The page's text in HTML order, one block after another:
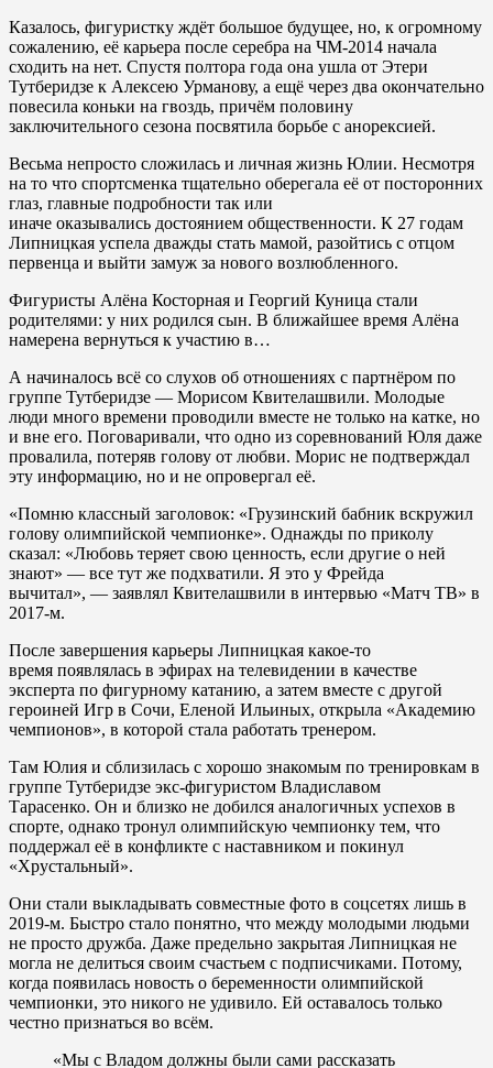
Казалось, фигуристку ждёт большое будущее, но, к огромному
сожалению, её карьера после серебра на ЧМ-2014 начала
сходить на нет. Спустя полтора года она ушла от Этери
Тутберидзе к Алексею Урманову, а ещё через два окончательно
повесила коньки на гвоздь, причём половину
заключительного сезона посвятила борьбе с анорексией.
Весьма непросто сложилась и личная жизнь Юлии. Несмотря
на то что спортсменка тщательно оберегала её от посторонних
глаз, главные подробности так или
иначе оказывались достоянием общественности. К 27 годам
Липницкая успела дважды стать мамой, разойтись с отцом
первенца и выйти замуж за нового возлюбленного.
Фигуристы Алёна Косторная и Георгий Куница стали
родителями: у них родился сын. В ближайшее время Алёна
намерена вернуться к участию в…
А начиналось всё со слухов об отношениях с партнёром по
группе Тутберидзе — Морисом Квителашвили. Молодые
люди много времени проводили вместе не только на катке, но
и вне его. Поговаривали, что одно из соревнований Юля даже
провалила, потеряв голову от любви. Морис не подтверждал
эту информацию, но и не опровергал её.
«Помню классный заголовок: «Грузинский бабник вскружил
голову олимпийской чемпионке». Однажды по приколу
сказал: «Любовь теряет свою ценность, если другие о ней
знают» — все тут же подхватили. Я это у Фрейда
вычитал», — заявлял Квителашвили в интервью «Матч ТВ» в
2017-м.
После завершения карьеры Липницкая какое-то
время появлялась в эфирах на телевидении в качестве
эксперта по фигурному катанию, а затем вместе с другой
героиней Игр в Сочи, Еленой Ильиных, открыла «Академию
чемпионов», в которой стала работать тренером.
Там Юлия и сблизилась с хорошо знакомым по тренировкам в
группе Тутберидзе экс-фигуристом Владиславом
Тарасенко. Он и близко не добился аналогичных успехов в
спорте, однако тронул олимпийскую чемпионку тем, что
поддержал её в конфликте с наставником и покинул
«Хрустальный».
Они стали выкладывать совместные фото в соцсетях лишь в
2019-м. Быстро стало понятно, что между молодыми людьми
не просто дружба. Даже предельно закрытая Липницкая не
могла не делиться своим счастьем с подписчиками. Потому,
когда появилась новость о беременности олимпийской
чемпионки, это никого не удивило. Ей оставалось только
честно признаться во всём.
«Мы с Владом должны были сами рассказать